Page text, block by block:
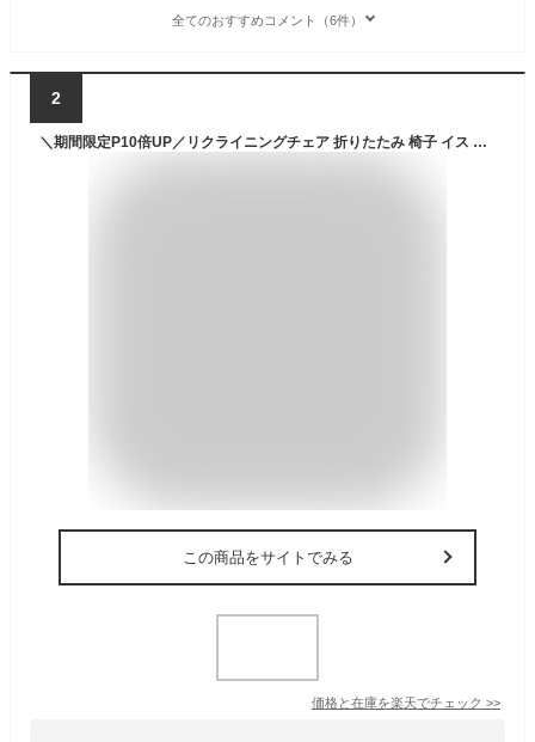
全てのおすすめコメント（6件）
2
＼期間限定P10倍UP／リクライニングチェア 折りたたみ 椅子 イス いす リラックス 一人用 角度調整 クッション サイドテーブル ドリンクホルダー アウトドア キャンプ レジャー 屋外 室内 リビング ゆったり 母の日 od533
この商品をサイトでみる
価格と在庫を楽天でチェック >>